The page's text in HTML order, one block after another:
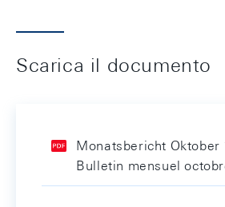
Scarica il documento
Monatsbericht Oktober
Bulletin mensuel